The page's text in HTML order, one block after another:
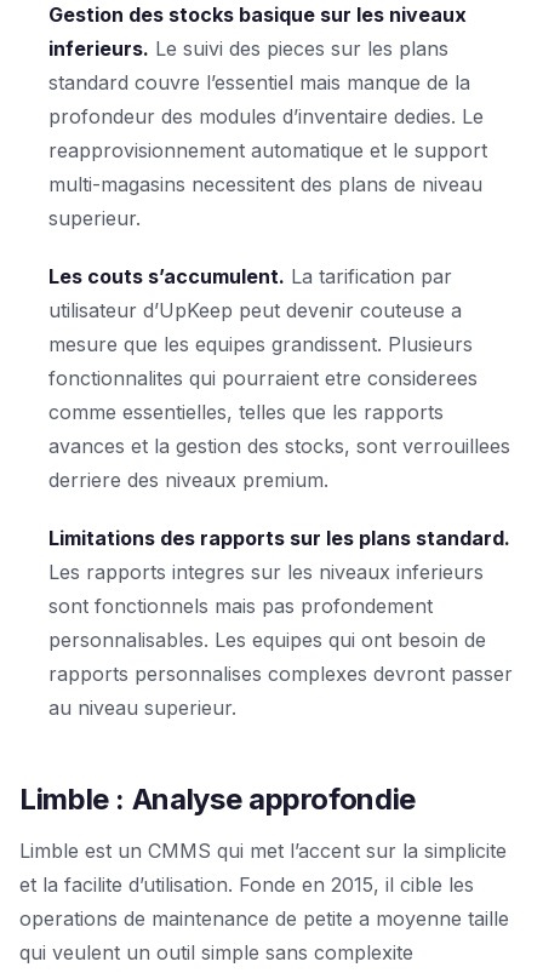
Gestion des stocks basique sur les niveaux
inferieurs. Le suivi des pieces sur les plans
standard couvre l’essentiel mais manque de la
profondeur des modules d’inventaire dedies. Le
reapprovisionnement automatique et le support
multi-magasins necessitent des plans de niveau
superieur.
Les couts s’accumulent. La tarification par
utilisateur d’UpKeep peut devenir couteuse a
mesure que les equipes grandissent. Plusieurs
fonctionnalites qui pourraient etre considerees
comme essentielles, telles que les rapports
avances et la gestion des stocks, sont verrouillees
derriere des niveaux premium.
Limitations des rapports sur les plans standard.
Les rapports integres sur les niveaux inferieurs
sont fonctionnels mais pas profondement
personnalisables. Les equipes qui ont besoin de
rapports personnalises complexes devront passer
au niveau superieur.
Limble : Analyse approfondie
Limble est un CMMS qui met l’accent sur la simplicite
et la facilite d’utilisation. Fonde en 2015, il cible les
operations de maintenance de petite a moyenne taille
qui veulent un outil simple sans complexite